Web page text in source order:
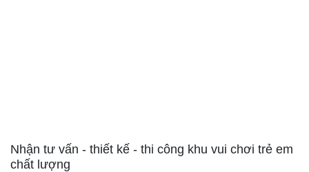
Nhận tư vấn - thiết kế - thi công khu vui chơi trẻ em
chất lượng